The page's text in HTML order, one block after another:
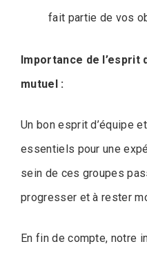
fait partie de vos
Importance de l’esprit
mutuel :
Un bon esprit d’équipe
essentiels pour une
sein de ces groupes
progresser et à rester
En fin de compte, notre